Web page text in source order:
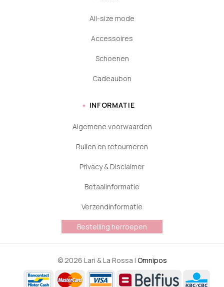
All-size mode
Accessoires
Schoenen
Cadeaubon
INFORMATIE
Algemene voorwaarden
Ruilen en retourneren
Privacy & Disclaimer
Betaalinformatie
Verzendinformatie
Bestelling herroepen
© 2026 Lari & La Rossa | Omnipos